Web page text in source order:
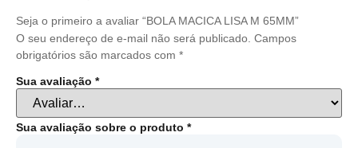
Seja o primeiro a avaliar “BOLA MACICA LISA M 65MM”
O seu endereço de e-mail não será publicado. Campos
obrigatórios são marcados com *
Sua avaliação *
Sua avaliação sobre o produto *